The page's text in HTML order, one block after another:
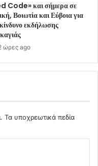
Code» και σήμερα σε
Βοιωτία και Εύβοια για
εκδήλωσης
ώρες ago
Τα υποχρεωτικά πεδία